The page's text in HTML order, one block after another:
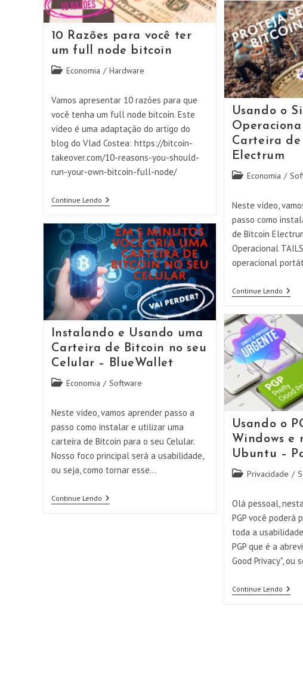
Uma
VPN
Com
10 Razões para você ter
um full node bitcoin
Categoria
post:
Economia / Hardware
Vamos apresentar 10 razões para que
você tenha um full node bitcoin. Este
vídeo é uma adaptação do artigo do
blog do Vlad Costea: https://bitcoin-
takeover.com/10-reasons-you-should-
run-your-own-bitcoin-full-node/
Continue Lendo10
Razões
Você
Ter
Um
Full
Node
Bitcoin
Usando o
Carteira de
Electrum
Categoria
post:
Economia /
Neste vídeo,
passo como
de Bitcoin
Operacional
operacional
Continue LendoUsando
O
TAILS
Com
A
De
Bitcoin
Instalando e Usando uma
Carteira de Bitcoin no seu
Celular – BlueWallet
Categoria
post:
Economia / Software
Neste vídeo, vamos aprender passo a
passo como instalar e utilizar uma
carteira de Bitcoin para o seu Celular.
Nosso foco principal será a usabilidade,
ou seja, como tornar esse…
Continue LendoInstalando
Usando o
Windows e
Ubuntu –
Categoria
post:
Privacidade /
Olá pessoal,
PGP você poderá
toda a usabilidade
PGP que é a
Good Privacy", ou
Continue LendoUsando